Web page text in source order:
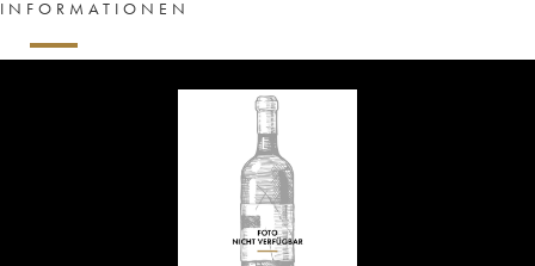
INFORMATIONEN